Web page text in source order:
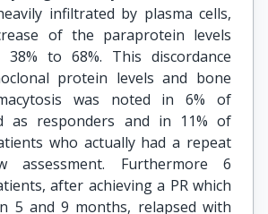
infiltrated by plasma cells,
of the paraprotein levels
to 68%. This discordance
protein levels and bone
was noted in 6% of
as responders and in 11% of
who actually had a repeat
assessment. Furthermore 6
after achieving a PR which
5 and 9 months, relapsed with